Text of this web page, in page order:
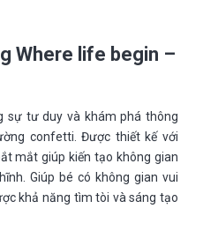
Where life begin –
sự tư duy và khám phá thông
confetti. Được thiết kế với
mắt giúp kiến tạo không gian
Giúp bé có không gian vui
khả năng tìm tòi và sáng tạo